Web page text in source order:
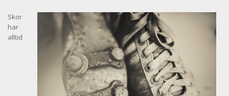
Skor
har
alltid